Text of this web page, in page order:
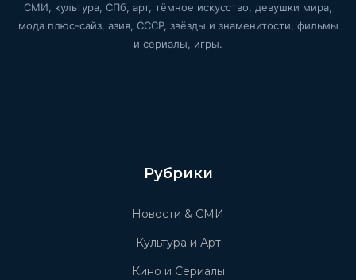
СМИ, культура, СПб, арт, тёмное искусство, девушки мира,
мода плюс-сайз, азия, СССР, звёзды и знаменитости, фильмы
и сериалы, игры.
Рубрики
Новости & СМИ
Культура и Арт
Кино и Сериалы